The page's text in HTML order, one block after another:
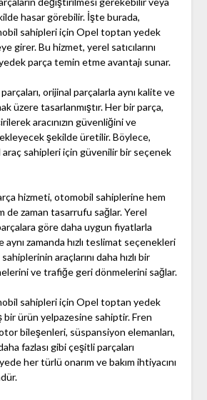
hasar görebilir. İşte burada,
sahipleri için Opel toptan yedek
girer. Bu hizmet, yerel satıcılarını
parça temin etme avantajı sunar.
orijinal parçalarla aynı kalite ve
üzere tasarlanmıştır. Her bir parça,
aracınızın güvenliğini ve
şekilde üretilir. Böylece,
sahipleri için güvenilir bir seçenek
hizmeti, otomobil sahiplerine hem
de zaman tasarrufu sağlar. Yerel
göre daha uygun fiyatlarla
zamanda hızlı teslimat seçenekleri
araçlarını daha hızlı bir
ve trafiğe geri dönmelerini sağlar.
sahipleri için Opel toptan yedek
bir ürün yelpazesine sahiptir. Fren
bileşenleri, süspansiyon elemanları,
fazlası gibi çeşitli parçaları
her türlü onarım ve bakım ihtiyacını